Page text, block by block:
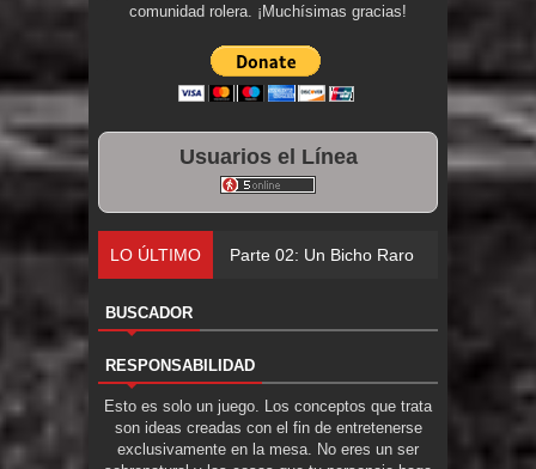
comunidad rolera. ¡Muchísimas gracias!
Usuarios el Línea
LO ÚLTIMO Parte 02: Un Bicho Raro
BUSCADOR
RESPONSABILIDAD
Esto es solo un juego. Los conceptos que trata
son ideas creadas con el fin de entretenerse
exclusivamente en la mesa. No eres un ser